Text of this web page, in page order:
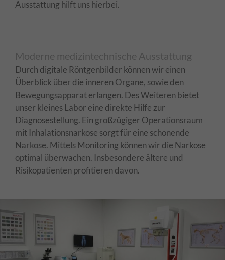
Ausstattung hilft uns hierbei.
Moderne medizintechnische Ausstattung
Durch digitale Röntgenbilder können wir einen
Überblick über die inneren Organe, sowie den
Bewegungsapparat erlangen. Des Weiteren bietet
unser kleines Labor eine direkte Hilfe zur
Diagnosestellung. Ein großzügiger Operationsraum
mit Inhalationsnarkose sorgt für eine schonende
Narkose. Mittels Monitoring können wir die Narkose
optimal überwachen. Insbesondere ältere und
Risikopatienten profitieren davon.